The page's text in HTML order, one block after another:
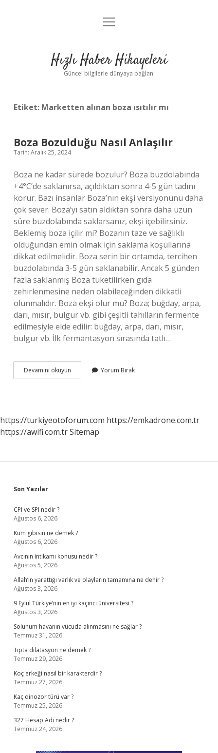
Anasayfa
Yasal Uyarı
menüyü
Hızlı Haber Hikayeleri
Güncel bilgilerle dünyaya bağlan!
Etiket: Marketten alınan boza ısıtılır mı
Boza Bozulduğu Nasıl Anlaşılır
Tarih: Aralık 25, 2024
Boza ne kadar sürede bozulur? Boza buzdolabında
+4°C’de saklanırsa, açıldıktan sonra 4-5 gün tadını
korur. Bazı insanlar Boza’nın ekşi versiyonunu daha
çok sever. Boza’yı satın aldıktan sonra daha uzun
süre buzdolabında saklarsanız, ekşi içebilirsiniz.
Beklemiş boza içilir mi? Bozanın taze ve sağlıklı
olduğundan emin olmak için saklama koşullarına
dikkat edilmelidir. Boza serin bir ortamda, tercihen
buzdolabında 3-5 gün saklanabilir. Ancak 5 günden
fazla saklanmış Boza tüketilirken gıda
zehirlenmesine neden olabileceğinden dikkatli
olunmalıdır. Boza ekşi olur mu? Boza; buğday, arpa,
darı, mısır, bulgur vb. gibi çeşitli tahılların fermente
edilmesiyle elde edilir: buğday, arpa, darı, mısır,
bulgur vb. İlk fermantasyon sırasında tatlı…
Devamını okuyun
Bozulduğu
Yorum Bırak
https://turkiyeotoforum.com https://emkadrone.com.tr
https://awifi.com.trSitemap
Sidebar
Son Yazılar
CPI ve SPI nedir ?
Ağustos 6, 2026
Kum gibisin ne demek ?
Ağustos 6, 2026
Avcının intikamı konusu nedir ?
Ağustos 5, 2026
Allah’ın yarattığı varlık ve olaylarin tamamına ne denir ?
Ağustos 3, 2026
9 Eylül Türkiye’nin en iyi kaçıncı üniversitesi ?
Ağustos 3, 2026
Solunum havanın vücuda alınmasını ne sağlar ?
Temmuz 31, 2026
Tıpta dilatasyon ne demek ?
Temmuz 29, 2026
Koç erkeği nasıl bir karakterdir ?
Temmuz 27, 2026
Kaç dinozor türü var ?
Temmuz 25, 2026
327 Hesap Adı nedir ?
Temmuz 24, 2026